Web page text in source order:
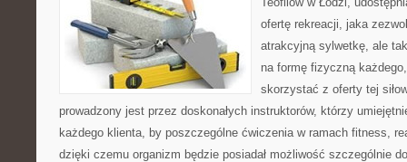
ofertę rekreacji, jaka
atrakcyjną sylwetkę, ale
na formę fizyczną
skorzystać z oferty tej
prowadzony jest przez doskonałych instruktorów, którzy
każdego klienta, by poszczególne ćwiczenia w ramach fitness,
dzięki czemu organizm będzie posiadał możliwość szczególnie